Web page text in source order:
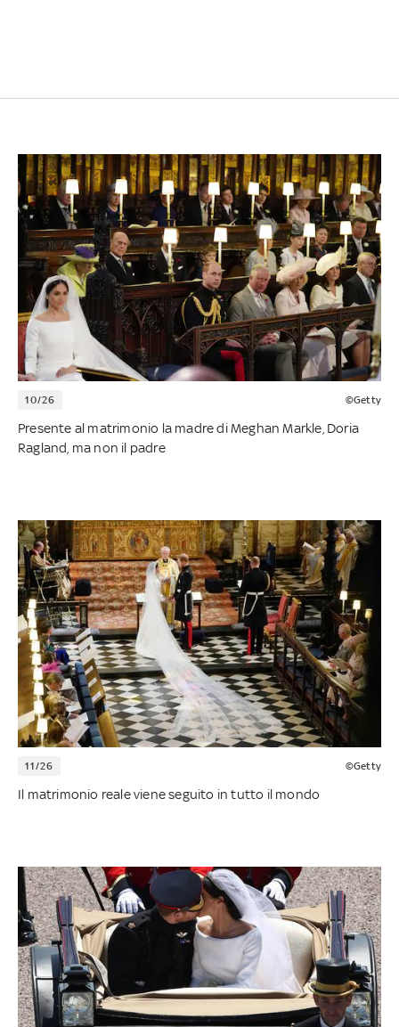
10/26 ©Getty
Presente al matrimonio la madre di Meghan Markle, Doria
Ragland, ma non il padre
11/26 ©Getty
Il matrimonio reale viene seguito in tutto il mondo